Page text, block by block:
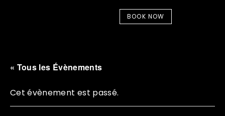
BOOK NOW
« Tous les Évènements
Cet évènement est passé.